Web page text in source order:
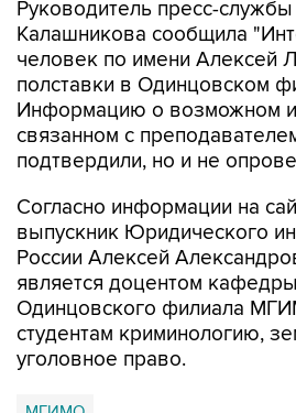
человек по имени Алексей
полставки в Одинцовском
Информацию о возможном
связанном с
подтвердили, но и не
Согласно информации на
России Алексей
является доцентом кафедры
Одинцовского филиала
студентам криминологию,
уголовное право.
МГИМО